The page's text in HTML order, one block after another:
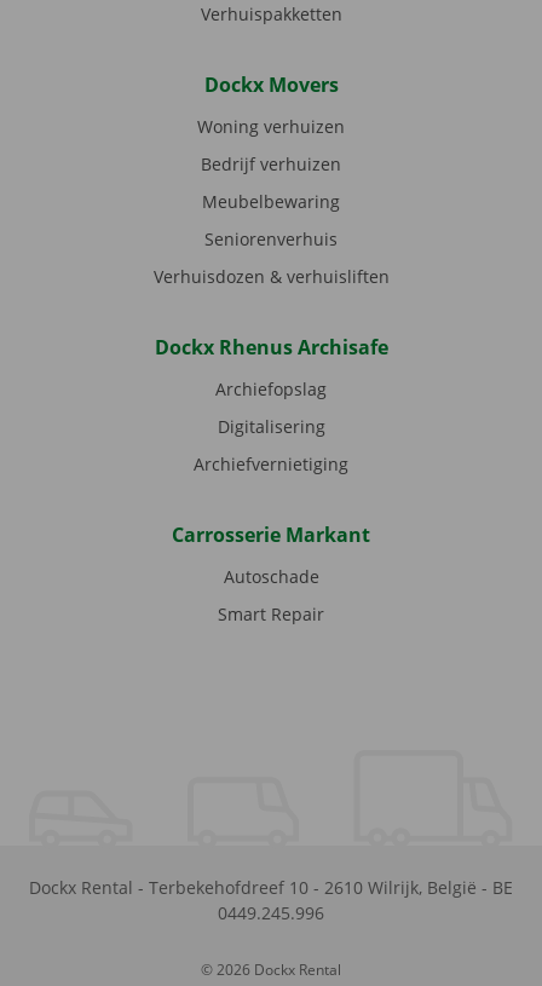
Verhuispakketten
Dockx Movers
Woning verhuizen
Bedrijf verhuizen
Meubelbewaring
Seniorenverhuis
Verhuisdozen & verhuisliften
Dockx Rhenus Archisafe
Archiefopslag
Digitalisering
Archiefvernietiging
Carrosserie Markant
Autoschade
Smart Repair
Dockx Rental - Terbekehofdreef 10 - 2610 Wilrijk, België - BE
0449.245.996
© 2026 Dockx Rental